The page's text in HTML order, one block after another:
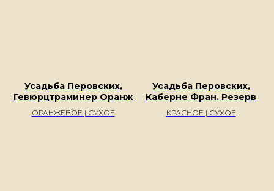
Усадьба Перовских,
Гевюрцтраминер Оранж
ОРАНЖЕВОЕ | СУХОЕ
Усадьба Перовских,
Каберне Фран. Резерв
КРАСНОЕ | СУХОЕ
Сайт не является интернет-магазином и интернет-витриной,
мы не занимаемся дистанционной продажей алкоголя. Сайт носит
исключительно информативный характер и предназначен для
интересующим Вас вопросам по телефону:+7 985 970 73 13